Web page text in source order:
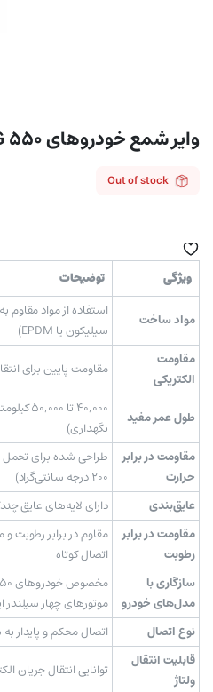
وایر شمع خودروهای MG 550 و MG 6
Out of stock
ویژگی توضیحات
مواد ساخت
استفاده از مواد مقاوم
سیلیکون یا EPDM)
مقاومت
الکتریکی
مقاومت پایین برای
طول عمر مفید
۴۰,۰۰۰
نگهداری)
مقاومت در برابر
حرارت
طراحی شده برای تحمل
۲۰۰ درجه سانتی‌گراد)
عایق‌بندی
دارای لایه‌های عایق
مقاومت در برابر
رطوبت
مقاوم در برابر رطوبت و
اتصال کوتاه
سازگاری با
مدل‌های خودرو
موتورهای چهار
نوع اتصال
اتصال محکم و پایدار
قابلیت انتقال
ولتاژ
توانایی انتقال جریان